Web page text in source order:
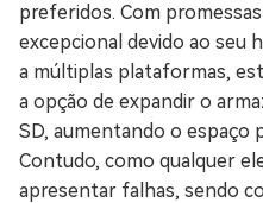
preferidos. Com
excepcional devido ao seu
a múltiplas plataformas,
a opção de expandir o
SD, aumentando o espaço
Contudo, como qualquer
apresentar falhas, sendo